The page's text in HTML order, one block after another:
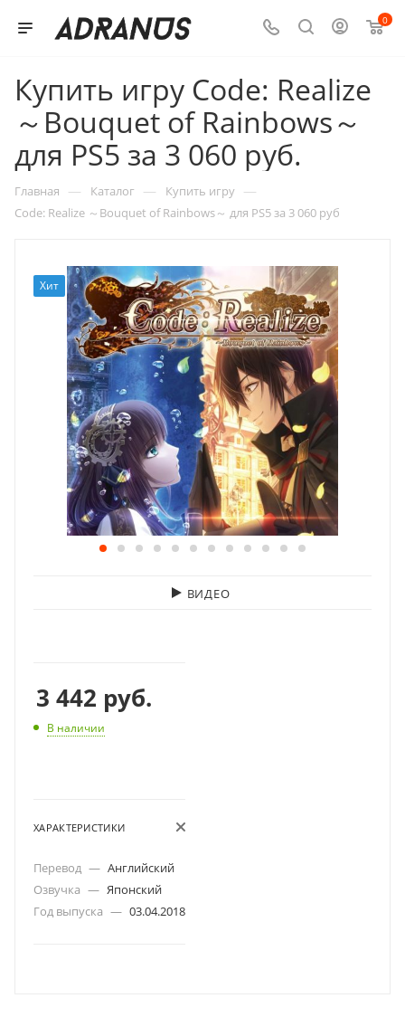
0
Купить игру Code: Realize
～Bouquet of Rainbows～
для PS5 за 3 060 руб.
Главная — Каталог — Купить игру —
Code: Realize ～Bouquet of Rainbows～ для PS5 за 3 060 руб
Хит
ВИДЕО
3 442 руб.
В наличии
ХАРАКТЕРИСТИКИ
Перевод — Английский
Озвучка — Японский
Год выпуска — 03.04.2018